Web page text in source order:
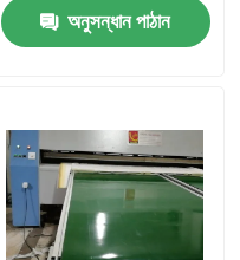
অনুসন্ধান পাঠান